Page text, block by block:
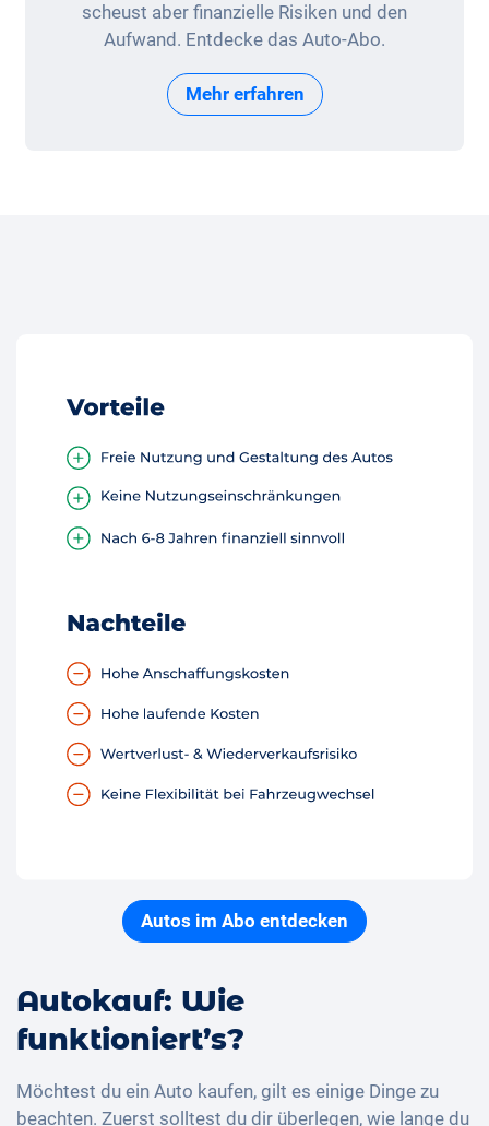
scheust aber finanzielle Risiken und den
Aufwand. Entdecke das Auto-Abo.
Mehr erfahren
Autokauf: Wie
funktioniert’s?
Möchtest du ein Auto kaufen, gilt es einige Dinge zu
beachten. Zuerst solltest du dir überlegen, wie lange du
Autos im Abo entdecken